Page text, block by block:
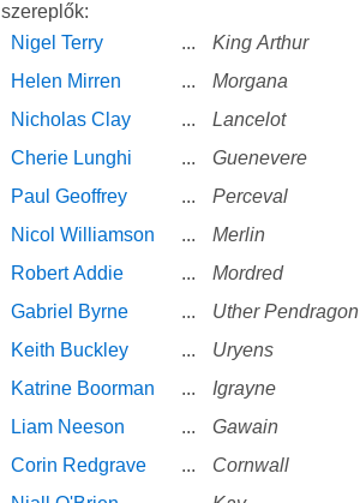
szereplők:
Nigel Terry
...
King Arthur
Helen Mirren
...
Morgana
Nicholas Clay
...
Lancelot
Cherie Lunghi
...
Guenevere
Paul Geoffrey
...
Perceval
Nicol Williamson
...
Merlin
Robert Addie
...
Mordred
Gabriel Byrne
...
Uther Pendragon
Keith Buckley
...
Uryens
Katrine Boorman
...
Igrayne
Liam Neeson
...
Gawain
Corin Redgrave
...
Cornwall